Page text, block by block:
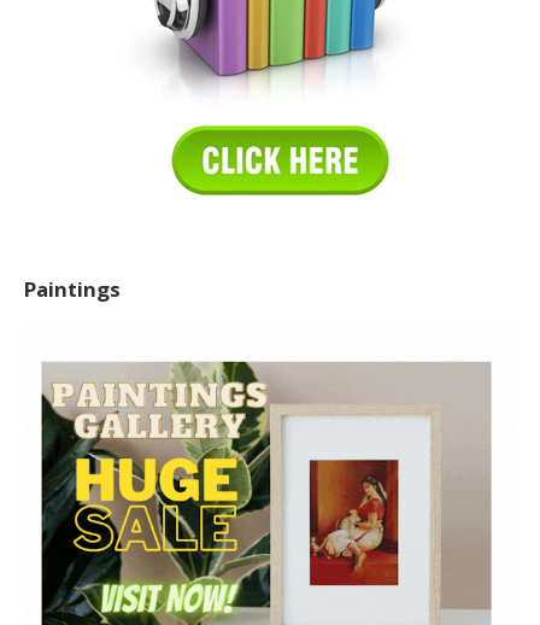
Paintings